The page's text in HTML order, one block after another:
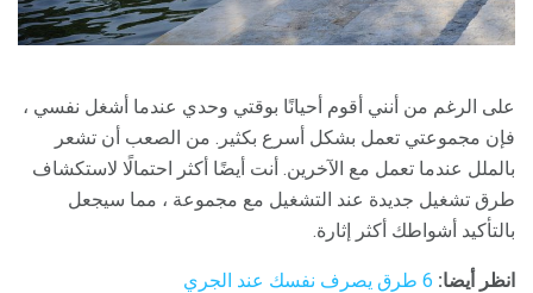
على الرغم من أنني أقوم أحيانًا بوقتي وحدي عندما أشغل نفسي ،
فإن مجموعتي تعمل بشكل أسرع بكثير. من الصعب أن تشعر
بالملل عندما تعمل مع الآخرين. أنت أيضًا أكثر احتمالًا لاستكشاف
طرق تشغيل جديدة عند التشغيل مع مجموعة ، مما سيجعل
بالتأكيد أشواطك أكثر إثارة.
انظر أيضا: 6 طرق يصرف نفسك عند الجري